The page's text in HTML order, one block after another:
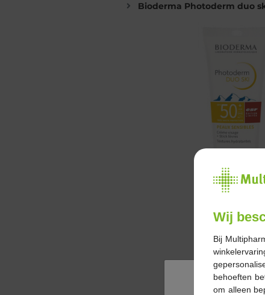
Bioderma Photoderm duo
Wij
Bij
behoeften
om alleen